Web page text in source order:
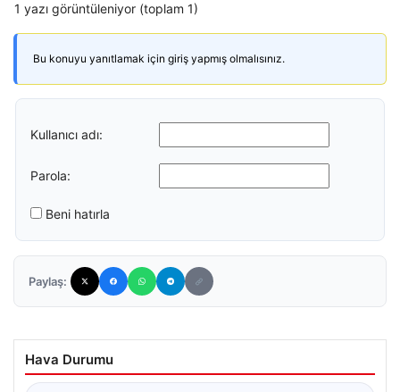
1 yazı görüntüleniyor (toplam 1)
Bu konuyu yanıtlamak için giriş yapmış olmalısınız.
Kullanıcı adı:
Parola:
Beni hatırla
Paylaş:
Hava Durumu